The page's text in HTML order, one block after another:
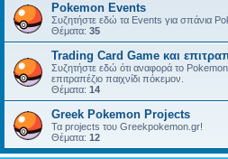
Pokemon Events
Συζητήστε εδώ τα Events για σπάνια
Θέματα: 35
Trading Card Game και
Συζητήστε εδώ ότι αναφορά το
επιτραπέζιο παιχνίδι πόκεμον.
Θέματα: 14
Greek Pokemon Projects
Τα projects του Greekpokemon.gr!
Θέματα: 12